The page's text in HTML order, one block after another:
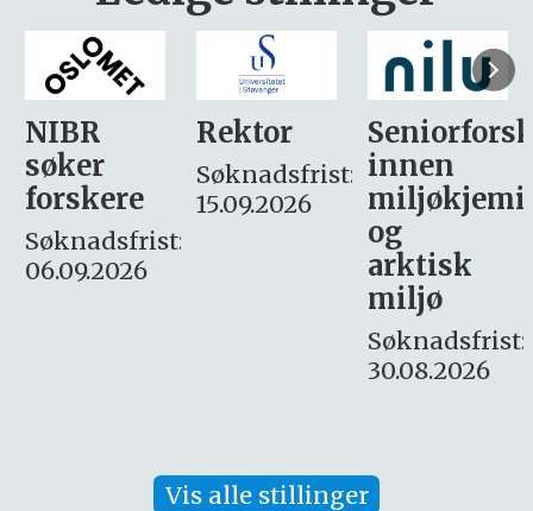
Rektor
Søknadsfrist:
15.09.2026
Seniorforsker
innen
miljøkjemi
søker
– fast
Søknadsfrist:
16. august.
Vis alle stillinger